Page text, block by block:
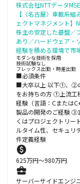
株式会社NTTデータMSE
【〈名古屋〉車載系
ェクトマネジメント】
株主の安定した基盤／
あり／ハードウェア・
経験を積める環境で市
モダンな技術を採用
技術試験なし
フレックス出勤・時差出勤
■必須条件
■大卒以上 以下①、②
をお持ちの方 ①上流工
経験（言語：Cまたは
製品の開発のご経験
くはプロジェクトリー
ルタイム性、セキュリ
件定義経験
625万円〜980万円
サーバーサイドエンジ